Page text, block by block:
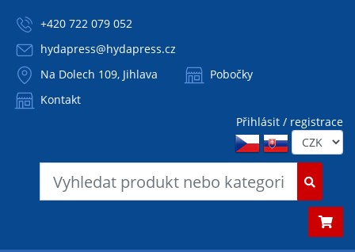
+420 722 079 052
hydapress@hydapress.cz
Na Dolech 109, Jihlava
Pobočky
Kontakt
Přihlásit / registrace